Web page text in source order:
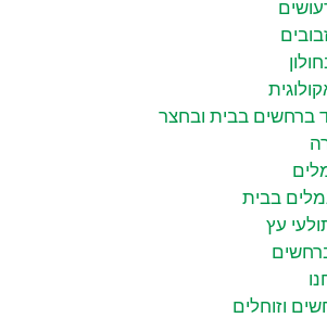
ברחשים בבית ובחצר
בבית
עץ
וזוחלים